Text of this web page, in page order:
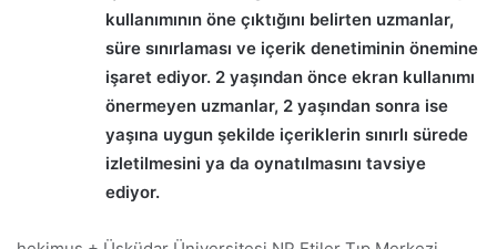
kullanımının öne çıktığını belirten uzmanlar,
süre sınırlaması ve içerik denetiminin önemine
işaret ediyor. 2 yaşından önce ekran kullanımı
önermeyen uzmanlar, 2 yaşından sonra ise
yaşına uygun şekilde içeriklerin sınırlı sürede
izletilmesini ya da oynatılmasını tavsiye
ediyor.